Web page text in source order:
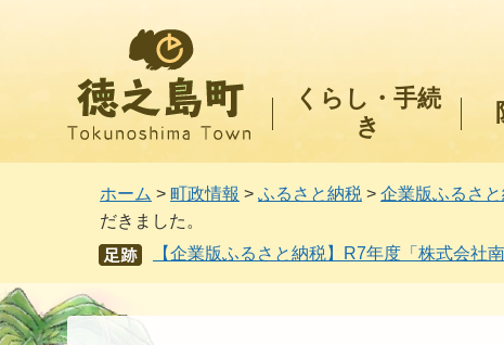
くらし・手続
き
ホーム > 町政情報 > ふるさと納税 > 企業版ふるさ
だきました。
あし
あと
【企業版ふるさと納税】R7年度「株式会社